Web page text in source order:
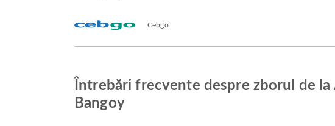
Cebgo
Întrebări frecvente despre zborul de
Bangoy